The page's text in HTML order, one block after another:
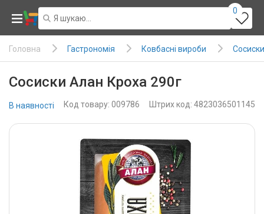
0
Головна Гастрономія Ковбасні вироби
Сосиски Алан Кроха 290г
В наявності Код товару: 009786 Штрих код: 4823036501145